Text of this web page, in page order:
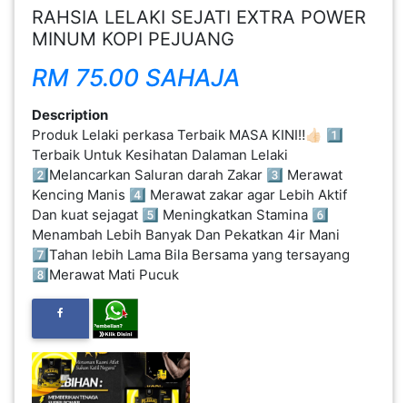
RAHSIA LELAKI SEJATI EXTRA POWER
MINUM KOPI PEJUANG
RM 75.00 SAHAJA
Description
Produk Lelaki perkasa Terbaik MASA KINI‼️👍🏻 1️⃣
Terbaik Untuk Kesihatan Dalaman Lelaki
2️⃣Melancarkan Saluran darah Zakar 3️⃣ Merawat
Kencing Manis 4️⃣ Merawat zakar agar Lebih Aktif
Dan kuat sejagat 5️⃣ Meningkatkan Stamina 6️⃣
Menambah Lebih Banyak Dan Pekatkan 4ir Mani
7️⃣Tahan lebih Lama Bila Bersama yang tersayang
8️⃣Merawat Mati Pucuk
RUNCIT(1)
FESYEN
WANITA(0)
KECANTIKAN(7)
FESYEN
LELAKI(0)
MINYAK
WANGI(8)
PENDIDIKAN(19)